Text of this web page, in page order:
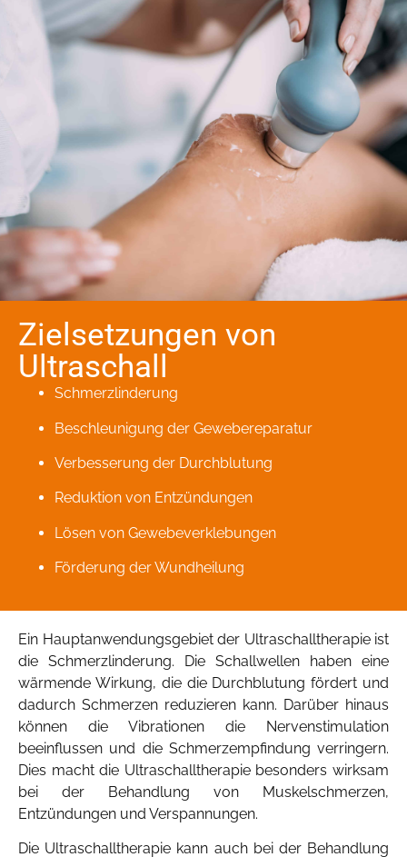
Zielsetzungen von
Ultraschall
Schmerzlinderung
Beschleunigung der Gewebereparatur
Verbesserung der Durchblutung
Reduktion von Entzündungen
Lösen von Gewebeverklebungen
Förderung der Wundheilung
Ein Hauptanwendungsgebiet der Ultraschalltherapie ist
die Schmerzlinderung. Die Schallwellen haben eine
wärmende Wirkung, die die Durchblutung fördert und
dadurch Schmerzen reduzieren kann. Darüber hinaus
können die Vibrationen die Nervenstimulation
beeinflussen und die Schmerzempfindung verringern.
Dies macht die Ultraschalltherapie besonders wirksam
bei der Behandlung von Muskelschmerzen,
Entzündungen und Verspannungen.
Die Ultraschalltherapie kann auch bei der Behandlung